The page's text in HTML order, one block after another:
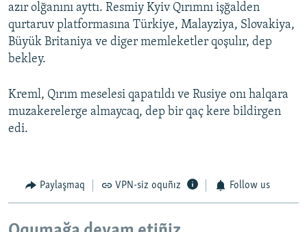
azır olğanını ayttı. Resmiy Kyiv Qırımnı işğalden
qurtaruv platformasına Türkiye, Malayziya, Slovakiya,
Büyük Britaniya ve diger memleketler qoşulır, dep
bekley.
Kreml, Qırım meselesi qapatıldı ve Rusiye onı halqara
muzakerelerge almaycaq, dep bir qaç kere bildirgen
edi.
Paylaşmaq VPN-siz oquñız Follow us